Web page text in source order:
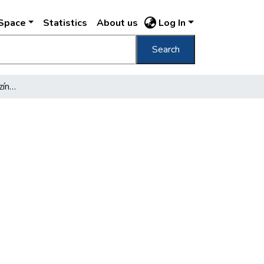
Statistics About us Log In
Search
Ötvenéves az Operettszínház